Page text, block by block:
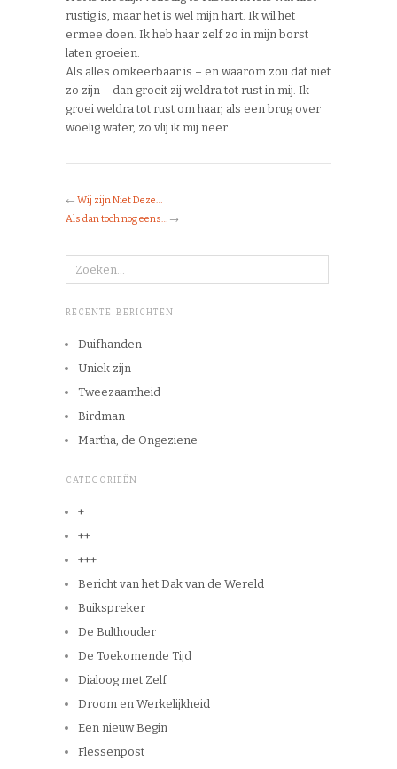
rustig is, maar het is wel mijn hart. Ik wil het
ermee doen. Ik heb haar zelf zo in mijn borst
laten groeien.
Als alles omkeerbaar is – en waarom zou dat niet
zo zijn – dan groeit zij weldra tot rust in mij. Ik
groei weldra tot rust om haar, als een brug over
woelig water, zo vlij ik mij neer.
← Wij zijn Niet Deze…
Als dan toch nog eens… →
RECENTE BERICHTEN
Duifhanden
Uniek zijn
Tweezaamheid
Birdman
Martha, de Ongeziene
CATEGORIEËN
+
++
+++
Bericht van het Dak van de Wereld
Buikspreker
De Bulthouder
De Toekomende Tijd
Dialoog met Zelf
Droom en Werkelijkheid
Een nieuw Begin
Flessenpost